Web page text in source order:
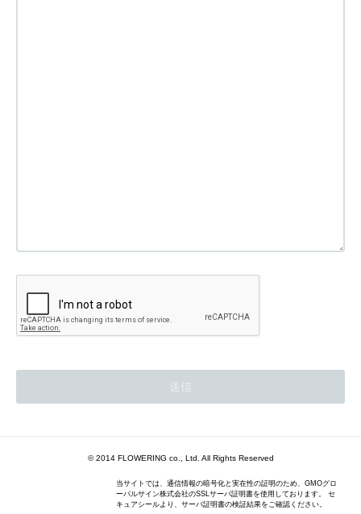
© 2014 FLOWERING co., Ltd. All Rights Reserved
当サイトでは、通信情報の暗号化と実在性の証明のため、GMOグロ
ーバルサイン株式会社のSSLサーバ証明書を使用しております。 セ
キュアシールより、サーバ証明書の検証結果をご確認ください。